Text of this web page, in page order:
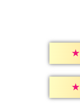
★
★